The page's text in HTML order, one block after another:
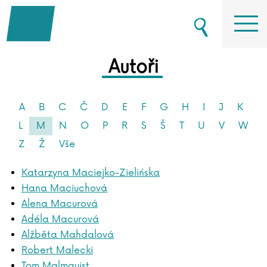
Autoři
A B C Č D E F G H I J
K
L
M N O P R S Š T U V
W
Z
Ž Vše
Katarzyna Maciejko-Zielińska
Hana Maciuchová
Alena Macurová
Adéla Macurová
Alžběta Mahdalová
Robert Malecki